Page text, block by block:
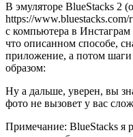
В эмуляторе BlueStacks 2
https://www.bluestacks.com/
с компьютера в
что описанном способе,
приложение, а потом
образом:
Ну а дальше, уверен, вы
фото не вызовет у вас
Примечание: BlueStacks я